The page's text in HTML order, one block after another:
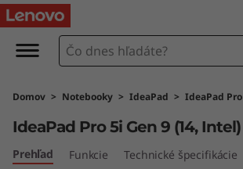
L
n
o
v
Domov > Notebooky > IdeaPad > IdeaPad Pro
IdeaPad Pro 5i Gen 9 (14, Intel)
Prehľad Funkcie Technické špecifikácie